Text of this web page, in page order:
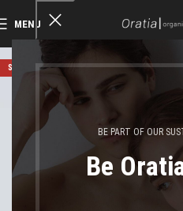
BE PART OF OUR
Be
MENU
SOLD OUT